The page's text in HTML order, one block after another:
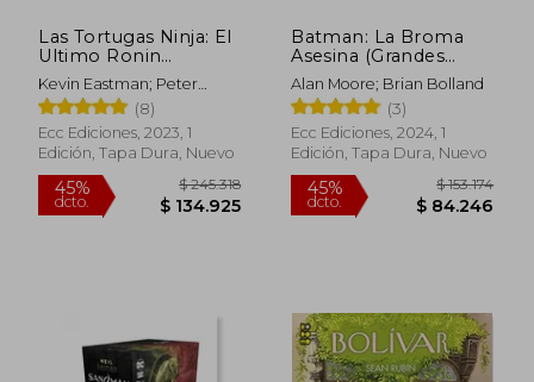
Las Tortugas Ninja: El
Ultimo Ronin
(Volumen Unico)
Kevin Eastman; Peter
Laird; Tom Waltz; Esau
Escorza; Isaac Escorza; Ben
Bishop; Luis Antonio
Delgado
(8)
Ecc Ediciones, 2023, 1
Edición, Tapa Dura, Nuevo
dcto.
$ 245.318
$ 134.925
Batman: La Broma
Asesina (Grandes
Novelas Graficas de
Batman)
Alan Moore; Brian Bolland
(3)
Ecc Ediciones, 2024, 1
Edición, Tapa Dura, Nuevo
45%
dcto.
$
$